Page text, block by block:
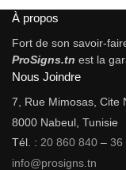
À propos
Fort de son savoir-
ProSigns.tn est la
Nous Joindre
7, Rue Mimosas, Cite
8000 Nabeul, Tunisie
Tél. : 20 860 840 – 36
info@prosigns.tn